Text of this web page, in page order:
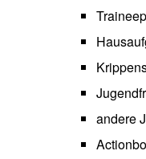
andere